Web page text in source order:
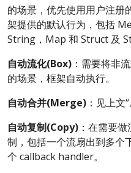
的场景，优先使用用户注册
架提供的默认行为，包括
String，Map 和 Struct 及
自动流化(Box) ：需要将非
的场景，框架自动执行。
自动合并(Merge) ：见上文
自动复制(Copy) ：在需要
制，包括一个流扇出到多个
个 callback handler。